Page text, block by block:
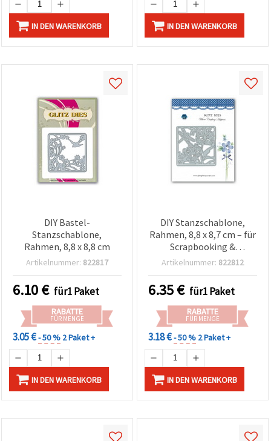
IN DEN WARENKORB IN DEN WARENKORB
DIY Bastel-
Stanzschablone,
Rahmen, 8,8 x 8,8 cm
Artikelnummer: 822817
6.10€ für1 Paket
RABATTE
FÜR MENGE
3.05 €- 50 % 2 Paket +
IN DEN WARENKORB
DIY Stanzschablone,
Rahmen, 8,8 x 8,7 cm – für
Scrapbooking &
Kartenbasteln
Artikelnummer: 822812
6.35€ für1 Paket
RABATTE
FÜR MENGE
3.18 €- 50 % 2 Paket +
IN DEN WARENKORB